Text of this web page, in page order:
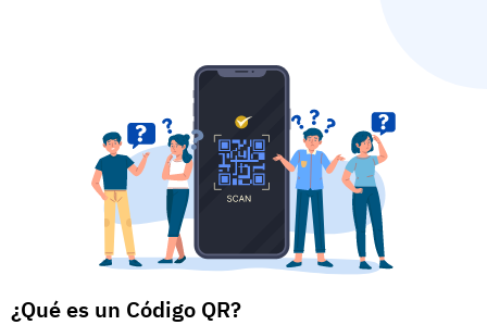
¿Qué es un Código QR?